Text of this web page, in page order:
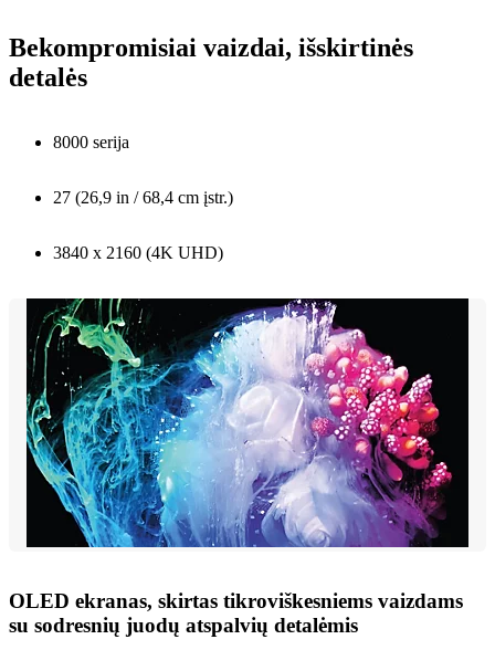
Bekompromisiai vaizdai, išskirtinės
detalės
8000 serija
27 (26,9 in / 68,4 cm įstr.)
3840 x 2160 (4K UHD)
OLED ekranas, skirtas tikroviškesniems vaizdams
su sodresnių juodų atspalvių detalėmis